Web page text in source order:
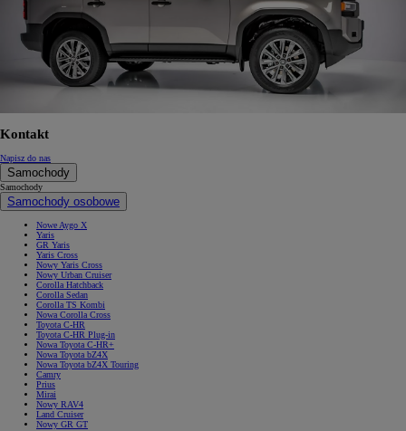
Kontakt
Napisz do nas
Samochody
Samochody
Samochody osobowe
Nowe Aygo X
Yaris
GR Yaris
Yaris Cross
Nowy Yaris Cross
Nowy Urban Cruiser
Corolla Hatchback
Corolla Sedan
Corolla TS Kombi
Nowa Corolla Cross
Toyota C-HR
Toyota C-HR Plug-in
Nowa Toyota C-HR+
Nowa Toyota bZ4X
Nowa Toyota bZ4X Touring
Camry
Prius
Mirai
Nowy RAV4
Land Cruiser
Nowy GR GT